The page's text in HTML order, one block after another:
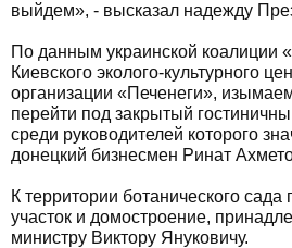
выйдем», - высказал надежду
По данным украинской коалиции
Киевского эколого-культурного
организации «Печенеги»,
перейти под закрытый
среди руководителей которого
донецкий бизнесмен Ринат
К территории ботанического
участок и домостроение,
министру Виктору Януковичу.